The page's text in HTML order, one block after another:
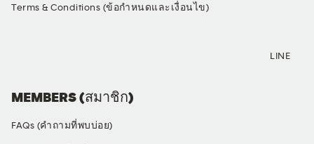
Terms & Conditions (ข้อกำหนดและเงื่อนไข)
MEMBERS (สมาชิก)
FAQs (คำถามที่พบบ่อย)
LINE